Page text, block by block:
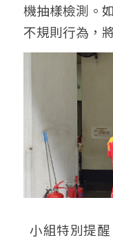
機抽樣檢測。
不規則行為，
  小組特別提醒，現行法規對包括石油氣在內